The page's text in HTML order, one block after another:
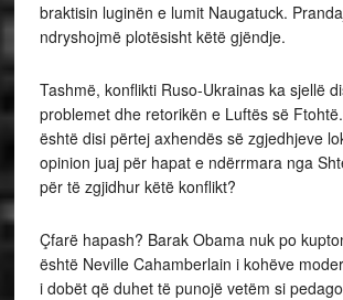
braktisin luginën e lumit Naugatuck.
ndryshojmë plotësisht këtë gjëndje.
Tashmë, konflikti Ruso-Ukrainas ka sjellë
problemet dhe retorikën e Luftës së
është disi përtej axhendës së zgjedhjeve
opinion juaj për hapat e ndërrmara nga
për të zgjidhur këtë konflikt?
Çfarë hapash? Barak Obama nuk po
është Neville Cahamberlain i kohëve
i dobët që duhet të punojë vetëm si